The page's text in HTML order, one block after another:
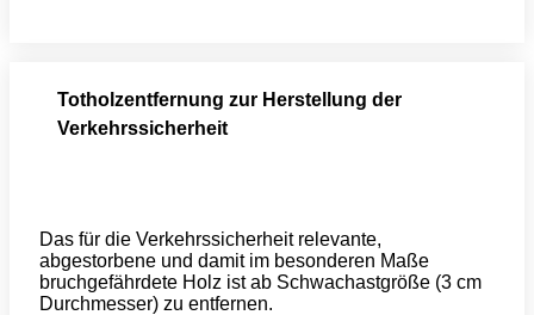
Totholzentfernung zur Herstellung der
Verkehrssicherheit
Das für die Verkehrssicherheit relevante,
abgestorbene und damit im besonderen Maße
bruchgefährdete Holz ist ab Schwachastgröße (3 cm
Durchmesser) zu entfernen.